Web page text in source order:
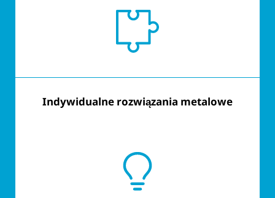
Indywidualne rozwiązania metalowe
Zorientowanie na klienta